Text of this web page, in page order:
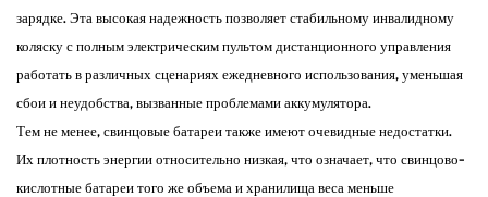
зарядке. Эта высокая надежность позволяет стабильному инвалидному
коляску с полным электрическим пультом дистанционного управления
работать в различных сценариях ежедневного использования, уменьшая
сбои и неудобства, вызванные проблемами аккумулятора.
Тем не менее, свинцовые батареи также имеют очевидные недостатки.
Их плотность энергии относительно низкая, что означает, что свинцово-
кислотные батареи того же объема и хранилища веса меньше